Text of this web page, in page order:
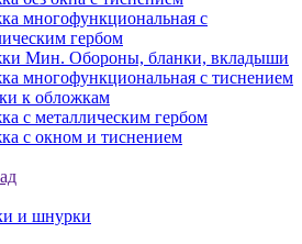
многофункциональная с
гербом
Мин. Обороны, бланки, вкладыши
многофункциональная с тиснением
к обложкам
с металлическим гербом
с окном и тиснением
и шнурки